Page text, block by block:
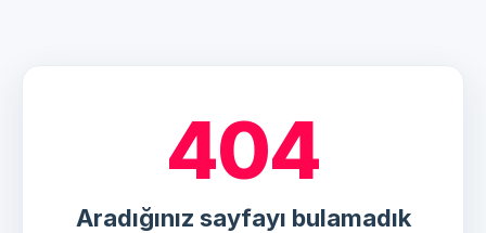
404
Aradığınız sayfayı bulamadık